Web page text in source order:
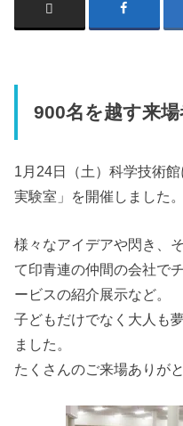
900名を越す来
1月24日（土）科学技術
実験室」を開催しました。
様々なアイデアや閃き、
て印青連の仲間の会社で
ービスの紹介展示など。
子どもだけでなく大人も
ました。
たくさんのご来場ありが